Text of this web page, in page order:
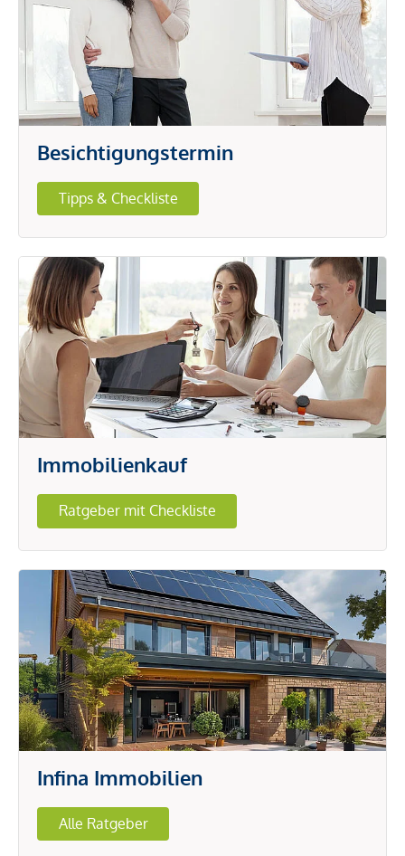
Besichtigungstermin
Tipps & Checkliste
Immobilienkauf
Ratgeber mit Checkliste
Infina Immobilien
Alle Ratgeber